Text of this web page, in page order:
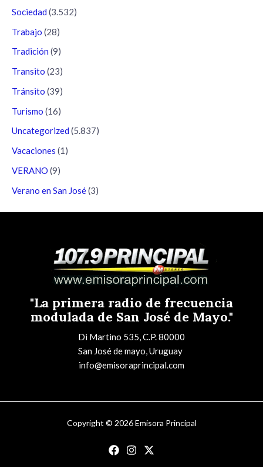
Sociedad (3.532)
Trabajo (28)
Tradición (9)
Transito (23)
Tránsito (39)
Turismo (16)
Uncategorized (5.837)
Vacaciones (1)
VERANO (9)
Verano en San José(3)
"La primera radio de frecuencia
modulada de San José de Mayo."
Di Martino 535, C.P. 80000
San José de mayo, Uruguay
info@emisoraprincipal.com
Copyright © 2026 Emisora Principal